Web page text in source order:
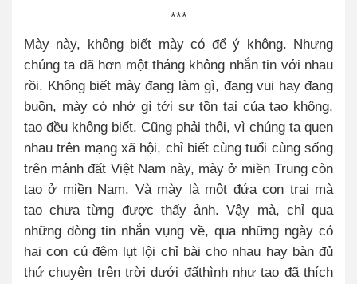
***
Mày này, không biết mày có để ý không. Nhưng
chúng ta đã hơn một tháng không nhắn tin với nhau
rồi. Không biết mày đang làm gì, đang vui hay đang
buồn, mày có nhớ gì tới sự tồn tại của tao không,
tao đều không biết. Cũng phải thôi, vì chúng ta quen
nhau trên mạng xã hội, chỉ biết cùng tuổi cùng sống
trên mảnh đất Việt Nam này, mày ở miền Trung còn
tao ở miền Nam. Và mày là một đứa con trai mà
tao chưa từng được thấy ảnh. Vậy mà, chỉ qua
những dòng tin nhắn vụng về, qua những ngày có
hai con cú đêm lụt lội chỉ bài cho nhau hay bàn đủ
thứ chuyện trên trời dưới đấthình như tao đã thích